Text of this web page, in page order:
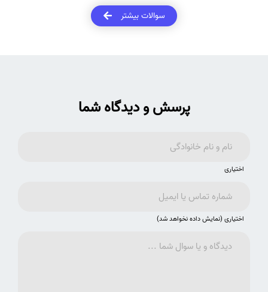
تر مفاهیم پیچیده قابلیت به اشتراک گذاری آسان تر در فضای مجازی
سوالات بیشتر
پرسش و دیدگاه شما
اختیاری
اختیاری (نمایش داده نخواهد شد)